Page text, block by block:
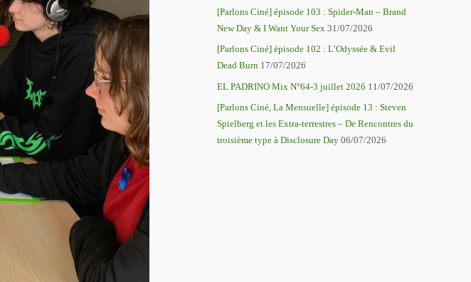
[Parlons Ciné] épisode 103 : Spider-Man – Brand
New Day & I Want Your Sex 31/07/2026
[Parlons Ciné] épisode 102 : L’Odyssée & Evil
Dead Burn 17/07/2026
EL PADRINO Mix N°64-3 juillet 2026 11/07/2026
[Parlons Ciné, La Mensuelle] épisode 13 : Steven
Spielberg et les Extra-terrestres – De Rencontres du
troisième type à Disclosure Day 06/07/2026